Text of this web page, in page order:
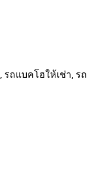
, รถแบคโฮให้เช่า, รถ